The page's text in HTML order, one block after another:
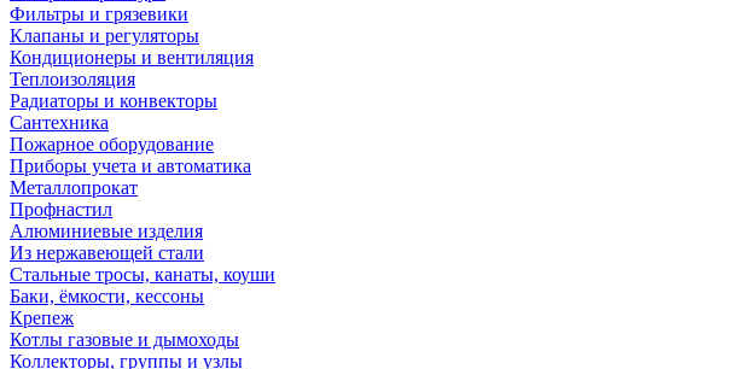
Фильтры и грязевики
Клапаны и регуляторы
Кондиционеры и вентиляция
Теплоизоляция
Радиаторы и конвекторы
Сантехника
Пожарное оборудование
Приборы учета и автоматика
Металлопрокат
Профнастил
Алюминиевые изделия
Из нержавеющей стали
Стальные тросы, канаты, коуши
Баки, ёмкости, кессоны
Крепеж
Котлы газовые и дымоходы
Коллекторы, группы и узлы